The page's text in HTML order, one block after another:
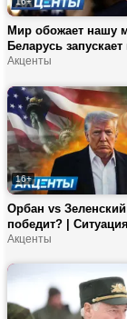
Мир обожает нашу
Беларусь
валюту | Цена нефти
Нетаньяху: политик
Акценты
16+
Орбан vs
победит? |
Ближнем Востоке |
издевался муж?
Акценты